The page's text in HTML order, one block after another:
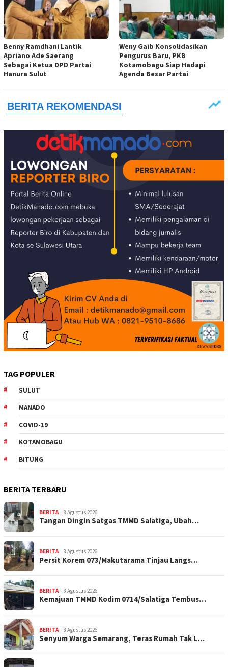
Benny Ramdhani Lantik
Apriano Ade Saerang
Sebagai Ketua DPD Partai
Hanura Sulut
Weny Gaib Konsolidasikan
Pengurus Baru, PKB
Kotamobagu Siap Hadapi
Agenda Besar Partai
TAG POPULER
SULUT
MANADO
COVID-19
KOTAMOBAGU
BITUNG
BERITA TERBARU
BERITA 8 Agustus 2026
Tangan Dingin Satgas TMMD Salatiga, Ubah…
BERITA 8 Agustus 2026
Persit Korem 073/Makutarama Tinjau Langs…
BERITA 8 Agustus 2026
Kemajuan TMMD Kodim 0714/Salatiga Tembus…
BERITA 8 Agustus 2026
Senyum Warga Semarang, Teras Rumah Tak L…